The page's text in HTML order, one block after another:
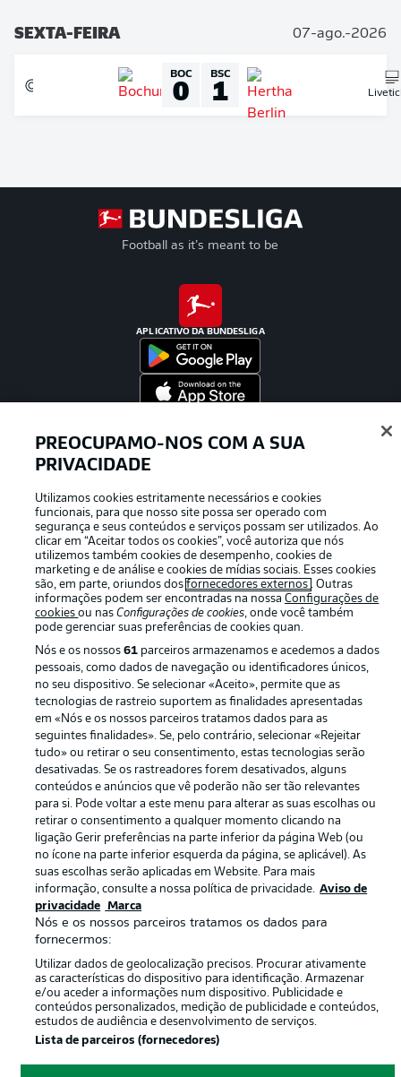
SEXTA-FEIRA 07-ago.-2026
BOC
0 BSC
1
Football as it’s meant to be
APLICATIVO DA BUNDESLIGA
Gerir preferências Aviso de privacidade
Termos de uso Trabalhe conosco
Marca Contato
Jogadores
© 2026 Bundesliga-Gruppe GmbH
Escolha seu idioma
Português
PREOCUPAMO-NOS COM A SUA
PRIVACIDADE
Utilizamos cookies estritamente necessários e cookies
funcionais, para que nosso site possa ser operado com
segurança e seus conteúdos e serviços possam ser utilizados. Ao
clicar em “Aceitar todos os cookies”, você autoriza que nós
utilizemos também cookies de desempenho, cookies de
marketing e de análise e cookies de mídias sociais. Esses cookies
são, em parte, oriundos dosfornecedores externos . Outras
informações podem ser encontradas na nossaConfigurações de
cookiesou nasConfigurações de cookies, onde você também
pode gerenciar suas preferências de cookies quan.
Nós e os nossos61 parceiros armazenamos e acedemos a dados
pessoais, como dados de navegação ou identificadores únicos,
no seu dispositivo. Se selecionar «Aceito», permite que as
tecnologias de rastreio suportem as finalidades apresentadas
em «Nós e os nossos parceiros tratamos dados para as
seguintes finalidades». Se, pelo contrário, selecionar «Rejeitar
tudo» ou retirar o seu consentimento, estas tecnologias serão
desativadas. Se os rastreadores forem desativados, alguns
conteúdos e anúncios que vê poderão não ser tão relevantes
para si. Pode voltar a este menu para alterar as suas escolhas ou
retirar o consentimento a qualquer momento clicando na
ligação Gerir preferências na parte inferior da página Web (ou
no ícone na parte inferior esquerda da página, se aplicável). As
suas escolhas serão aplicadas em Website. Para mais
informação, consulte a nossa política de privacidade. Aviso de
privacidade
Marca
Nós e os nossos parceiros tratamos os dados para
fornecermos:
Utilizar dados de geolocalização precisos. Procurar ativamente
as características do dispositivo para identificação. Armazenar
e/ou aceder a informações num dispositivo. Publicidade e
conteúdos personalizados, medição de publicidade e conteúdos,
estudos de audiência e desenvolvimento de serviços.
Lista de parceiros (fornecedores)